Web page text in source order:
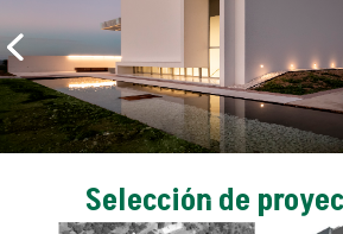
Selección de